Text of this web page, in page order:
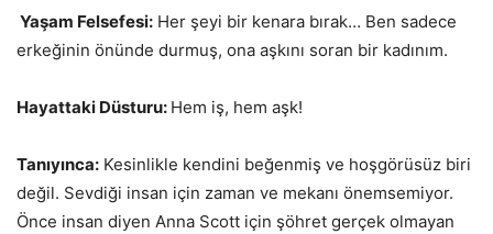
Yaşam Felsefesi: Her şeyi bir kenara bırak… Ben sadece
erkeğinin önünde durmuş, ona aşkını soran bir kadınım.
Hayattaki Düsturu: Hem iş, hem aşk!
Tanıyınca: Kesinlikle kendini beğenmiş ve hoşgörüsüz biri
değil. Sevdiği insan için zaman ve mekanı önemsemiyor.
Önce insan diyen Anna Scott için şöhret gerçek olmayan